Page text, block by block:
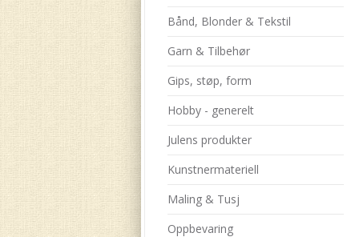
Bånd, Blonder & Tekstil
Garn & Tilbehør
Gips, støp, form
Hobby - generelt
Julens produkter
Kunstnermateriell
Maling & Tusj
Oppbevaring